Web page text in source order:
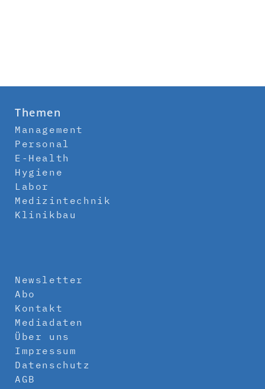
Themen
Management
Personal
E-Health
Hygiene
Labor
Medizintechnik
Klinikbau
Newsletter
Abo
Kontakt
Mediadaten
Über uns
Impressum
Datenschutz
AGB